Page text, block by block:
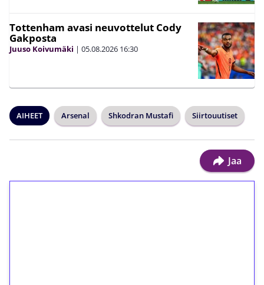
Tottenham avasi neuvottelut Cody
Gakposta
Juuso Koivumäki | 05.08.2026 16:30
AIHEET Arsenal Shkodran Mustafi Siirtouutiset
Jaa